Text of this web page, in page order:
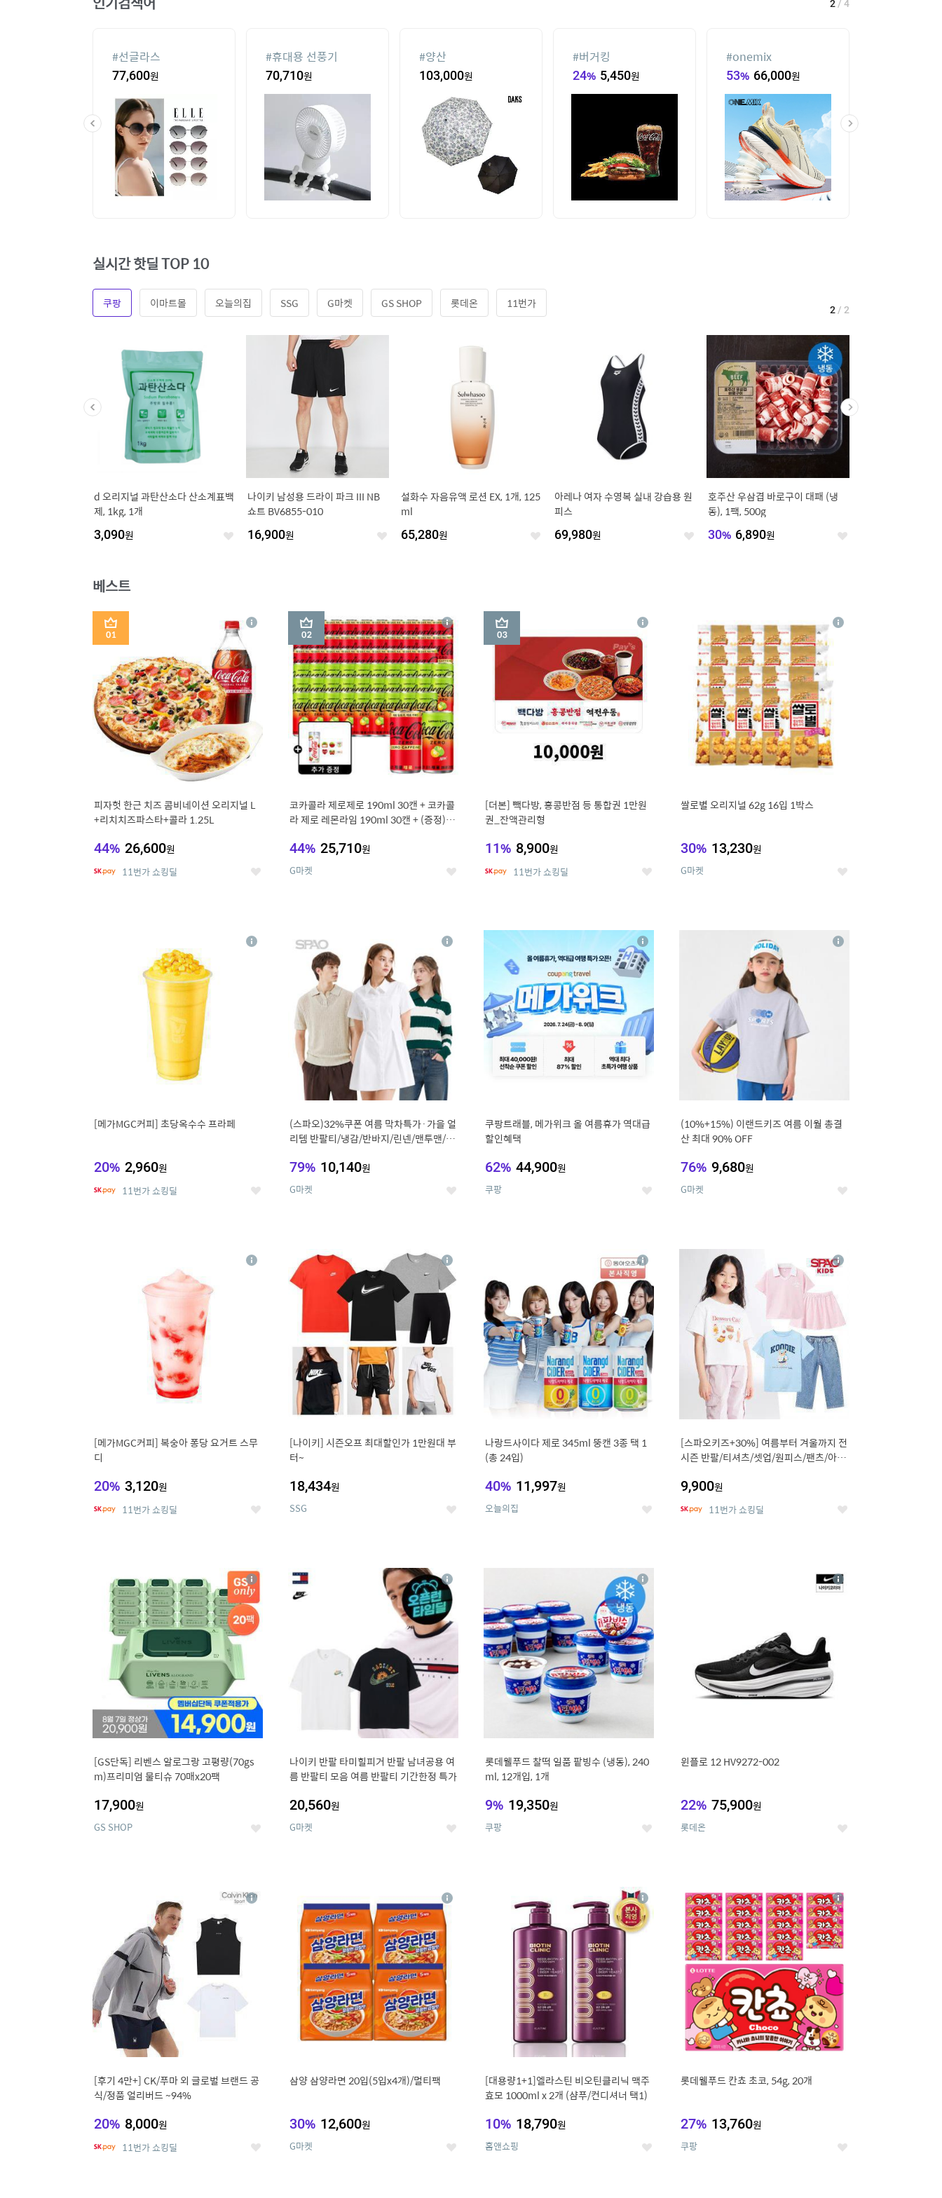
#선글라스
77,600원
#휴대용 선풍기
70,710원
#양산
103,000원
#버거킹
24% 5,450원
#onemix
53% 66,000원
2 / 4
실시간 핫딜 TOP 10
쿠팡 이마트몰 오늘의집 SSG G마켓 GS SHOP 롯데온 11번가
좋
d 오리지널 과탄산소다 산소계표백
제, 1kg, 1개
3,090원 좋
나이키 남성용 드라이 파크 III NB
쇼트 BV6855-010
16,900원 좋
설화수 자음유액 로션 EX, 1개, 125
ml
65,280원 좋
아레나 여자 수영복 실내 강습용 원
피스
69,980원 좋
호주산 우삼겹 바로구이 대패 (냉
동), 1팩, 500g
30% 6,890원 좋
2 / 2
베스트
1
피자헛 한근 치즈 콤비네이션 오리지널 L
+리치치즈파스타+콜라 1.25L
44% 26,600원
11번가 쇼킹딜 좋
상
2
코카콜라 제로제로 190ml 30캔 + 코카콜
라 제로 레몬라임 190ml 30캔 + (증정) 콜
44% 25,710원
G마켓 좋
상
세
3
[더본] 빽다방, 홍콩반점 등 통합권 1만원
권_잔액관리형
11% 8,900원
11번가 쇼킹딜 좋
상
세
쌀로별 오리지널 62g 16입 1박스
30% 13,230원
G마켓 좋
상
[메가MGC커피] 초당옥수수 프라페
20% 2,960원
11번가 쇼킹딜 좋
상
(스파오)32%쿠폰 여름 막차특가·가을 얼
리템 반팔티/냉감/반바지/린넨/맨투맨/슬
79% 10,140원
G마켓 좋
상
7
쿠팡트래블, 메가위크 올 여름휴가 역대급
할인혜택
62% 44,900원
쿠팡 좋
상
세
(10%+15%) 이랜드키즈 여름 이월 총결
산 최대 90% OFF
76% 9,680원
G마켓 좋
상
[메가MGC커피] 복숭아 퐁당 요거트 스무
디
20% 3,120원
11번가 쇼킹딜 좋
상
10
[나이키] 시즌오프 최대할인가 1만원대 부
터~
18,434원
SSG 좋
상
세
나랑드사이다 제로 345ml 뚱캔 3종 택 1
(총 24입)
40% 11,997원
오늘의집 좋
상
세
12
[스파오키즈+30%] 여름부터 겨울까지 전
시즌 반팔/티셔츠/셋업/원피스/팬츠/아우
9,900원
11번가 쇼킹딜 좋
상
[GS단독] 리벤스 알로그랑 고평량(70gs
m)프리미엄 물티슈 70매x20팩
17,900원
GS SHOP 좋
상
세
14
나이키 반팔 타미힐피거 반팔 남녀공용 여
름 반팔티 모음 여름 반팔티 기간한정 특가
20,560원
G마켓 좋
상
세
롯데웰푸드 찰떡 일품 팥빙수 (냉동), 240
ml, 12개입, 1개
9% 19,350원
쿠팡 좋
상
세
윈플로 12 HV9272-002
22% 75,900원
롯데온 좋
상
세
[후기 4만+] CK/푸마 외 글로벌 브랜드 공
식/정품 얼리버드 ~94%
20% 8,000원
11번가 쇼킹딜 좋
상
삼양 삼양라면 20입(5입x4개)/멀티팩
30% 12,600원
G마켓 좋
상
[대용량1+1]엘라스틴 비오틴클리닉 맥주
효모 1000ml x 2개 (샴푸/컨디셔너 택1)
10% 18,790원
홈앤쇼핑 좋
상
세
20
롯데웰푸드 칸쵸 초코, 54g, 20개
27% 13,760원
쿠팡 좋
상
세